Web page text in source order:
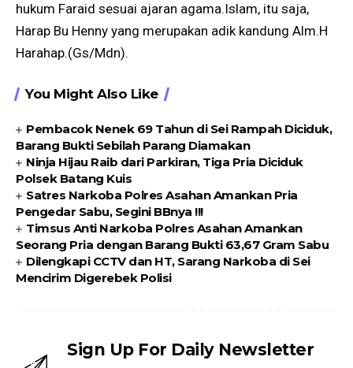
hukum Faraid sesuai ajaran agama.Islam, itu saja,
Harap Bu Henny yang merupakan adik kandung Alm.H
Harahap.(Gs/Mdn).
You Might Also Like
Pembacok Nenek 69 Tahun di Sei Rampah Diciduk,
Barang Bukti Sebilah Parang Diamakan
Ninja Hijau Raib dari Parkiran, Tiga Pria Diciduk
Polsek Batang Kuis
Satres Narkoba Polres Asahan Amankan Pria
Pengedar Sabu, Segini BBnya !!!
Timsus Anti Narkoba Polres Asahan Amankan
Seorang Pria dengan Barang Bukti 63,67 Gram Sabu
Dilengkapi CCTV dan HT, Sarang Narkoba di Sei
Mencirim Digerebek Polisi
Sign Up For Daily Newsletter